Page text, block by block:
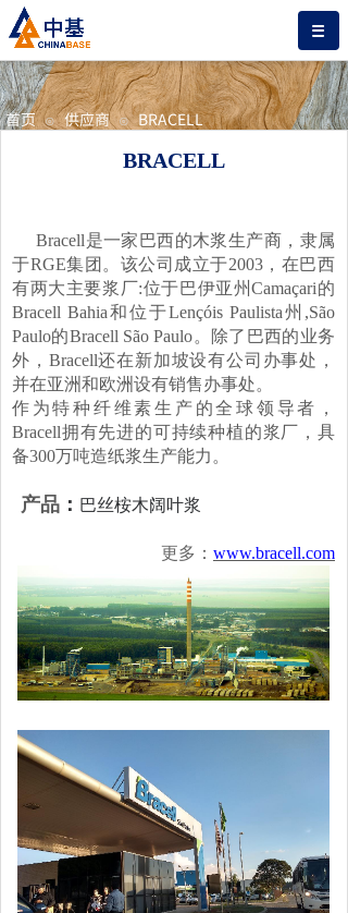
首页 ⊙ 供应商 ⊙ BRACELL
BRACELL
Bracell是一家巴西的木浆生产商，隶属
于RGE集团。该公司成立于2003，在巴西
有两大主要浆厂:位于巴伊亚州Camaçari的
Bracell Bahia和位于Lençóis Paulista州,São
Paulo的Bracell São Paulo。除了巴西的业务
外，Bracell还在新加坡设有公司办事处，
并在亚洲和欧洲设有销售办事处。
作为特种纤维素生产的全球领导者，
Bracell拥有先进的可持续种植的浆厂，具
备300万吨造纸浆生产能力。
产品 ： 巴丝桉木阔叶浆
更多 ： www.bracell.com